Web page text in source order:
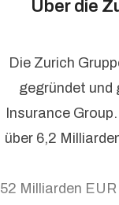
Über die
Die Zurich
gegründet und
Insurance
über 6,2
52 Milliarden